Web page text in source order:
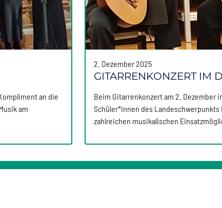
an die
am
2. Dezember 2025
GITARRENKONZERT IM
Beim Gitarrenkonzert am 2. Dezember
Schüler*innen des
zahlreichen musikalischen